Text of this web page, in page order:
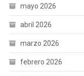
mayo 2026
abril 2026
marzo 2026
febrero 2026